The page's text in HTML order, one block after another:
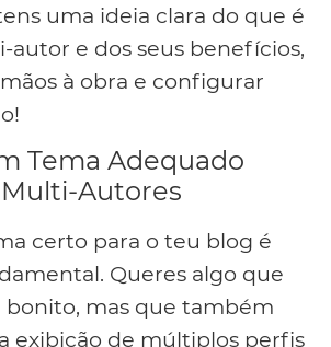
uma ideia clara do que é
e dos seus benefícios,
à obra e configurar
Tema Adequado
Autores
certo para o teu blog é
Queres algo que
bonito, mas que também
exibição de múltiplos perfis